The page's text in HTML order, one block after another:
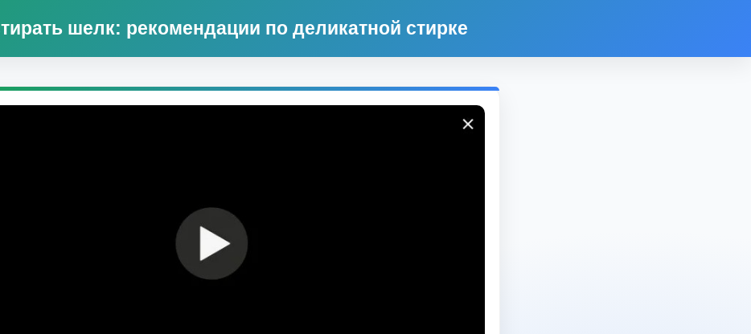
шелк: рекомендации по деликатной стирке